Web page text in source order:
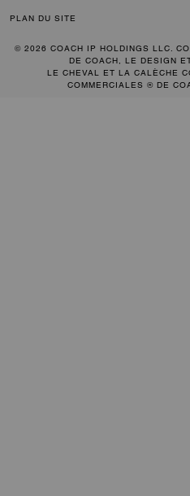
PLAN DU SITE
© 2026 COACH IP HOLDINGS LLC.
DE COACH, LE DESIGN
LE CHEVAL ET LA CALÈCHE
COMMERCIALES ® DE